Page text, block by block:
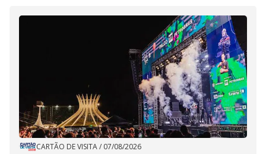
CARTÃO DE VISITA/ 07/08/2026